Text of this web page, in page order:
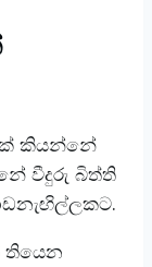
කියන්නේ
වීදුරු බිත්ති
තියෙන